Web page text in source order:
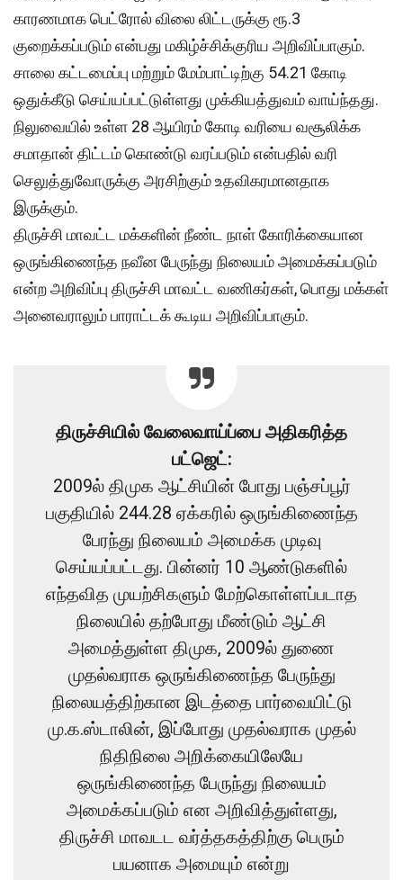
காரணமாக பெட்ரோல் விலை லிட்டருக்கு ரூ.3
குறைக்கப்படும் என்பது மகிழ்ச்சிக்குரிய அறிவிப்பாகும்.
சாலை கட்டமைப்பு மற்றும் மேம்பாட்டிற்கு 54.21 கோடி
ஒதுக்கீடு செய்யப்பட்டுள்ளது முக்கியத்துவம் வாய்ந்தது.
நிலுவையில் உள்ள 28 ஆயிரம் கோடி வரியை வசூலிக்க
சமாதான் திட்டம் கொண்டு வரப்படும் என்பதில் வரி
செலுத்துவோருக்கு அரசிற்கும் உதவிகரமானதாக
இருக்கும்.
திருச்சி மாவட்ட மக்களின் நீண்ட நாள் கோரிக்கையான
ஒருங்கிணைந்த நவீன பேருந்து நிலையம் அமைக்கப்படும்
என்ற அறிவிப்பு திருச்சி மாவட்ட வணிகர்கள், பொது மக்கள்
அனைவராலும் பாராட்டக் கூடிய அறிவிப்பாகும்.
திருச்சியில் வேலைவாய்ப்பை அதிகரித்த
பட்ஜெட்:
2009ல் திமுக ஆட்சியின் போது பஞ்சப்பூர்
பகுதியில் 244.28 ஏக்கரில் ஒருங்கிணைந்த
பேரந்து நிலையம் அமைக்க முடிவு
செய்யப்பட்டது. பின்னர் 10 ஆண்டுகளில்
எந்தவித முயற்சிகளும் மேற்கொள்ளப்படாத
நிலையில் தற்போது மீண்டும் ஆட்சி
அமைத்துள்ள திமுக, 2009ல் துணை
முதல்வராக ஒருங்கிணைந்த பேருந்து
நிலையத்திற்கான இடத்தை பார்வையிட்டு
மு.க.ஸ்டாலின், இப்போது முதல்வராக முதல்
நிதிநிலை அறிக்கையிலேயே
ஒருங்கிணைந்த பேருந்து நிலையம்
அமைக்கப்படும் என அறிவித்துள்ளது,
திருச்சி மாவடட வர்த்தகத்திற்கு பெரும்
பயனாக அமையும் என்று